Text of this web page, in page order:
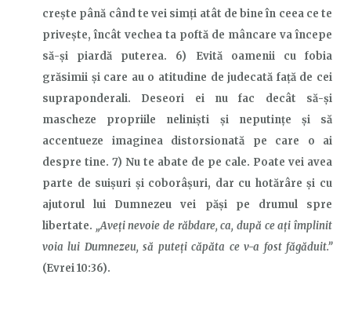
crește până când te vei simți atât de bine în ceea ce te
privește, încât vechea ta poftă de mâncare va începe
să-și piardă puterea. 6) Evită oamenii cu fobia
grăsimii și care au o atitudine de judecată față de cei
supraponderali. Deseori ei nu fac decât să-și
mascheze propriile nelinişti şi neputinţe și să
accentueze imaginea distorsionată pe care o ai
despre tine. 7) Nu te abate de pe cale. Poate vei avea
parte de suișuri și coborâșuri, dar cu hotărâre și cu
ajutorul lui Dumnezeu vei păși pe drumul spre
libertate. „Aveţi nevoie de răbdare, ca, după ce aţi împlinit
voia lui Dumnezeu, să puteţi căpăta ce v-a fost făgăduit.”
(Evrei 10:36).